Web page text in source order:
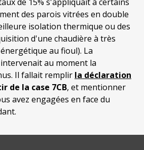
des parois vitrées en double
isolation thermique ou des
d'une chaudière à très
au fioul). La
au moment la
Il fallait remplir la déclaration
de la case 7CB, et mentionner
avez engagées en face du